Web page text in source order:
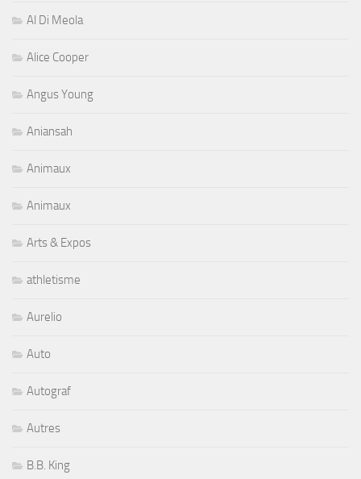
Al Di Meola
Alice Cooper
Angus Young
Aniansah
Animaux
Animaux
Arts & Expos
athletisme
Aurelio
Auto
Autograf
Autres
B.B. King